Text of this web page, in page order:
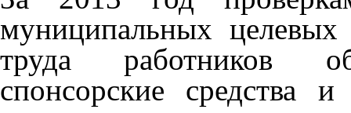
муниципальных
труда работников
спонсорские средства